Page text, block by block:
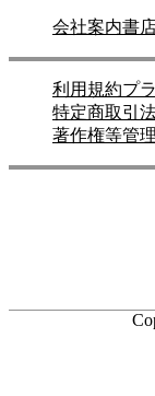
会社案内書
利用規約プ
特定商取引
著作権等管